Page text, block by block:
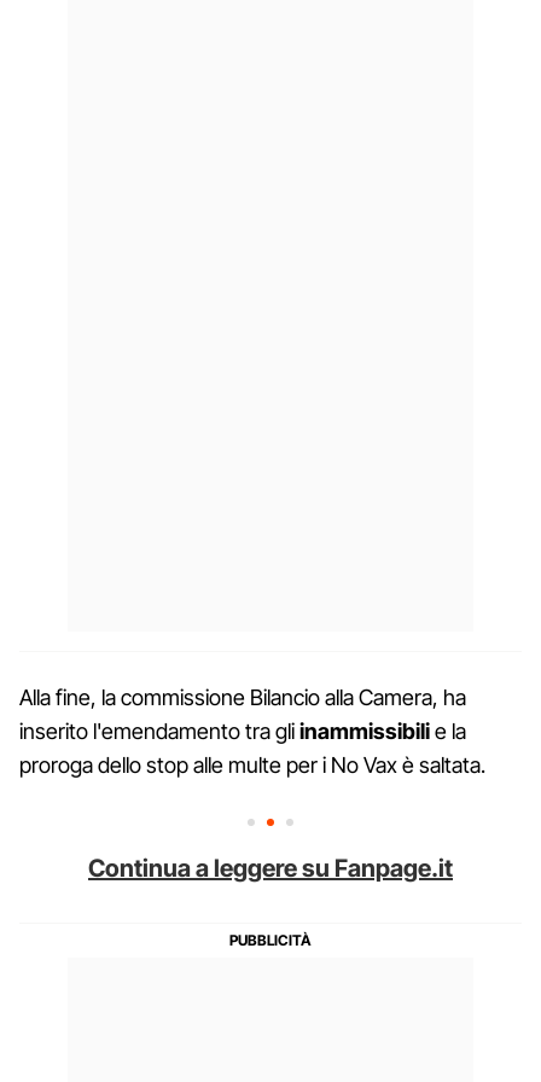
Alla fine, la commissione Bilancio alla Camera, ha
inserito l'emendamento tra gliinammissibilie la
proroga dello stop alle multe per i No Vax è saltata.
Continua a leggere su Fanpage.it